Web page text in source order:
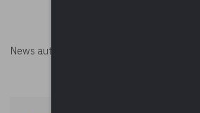
News autorizzata da